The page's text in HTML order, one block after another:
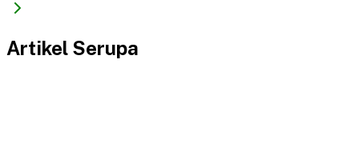
Artikel Serupa